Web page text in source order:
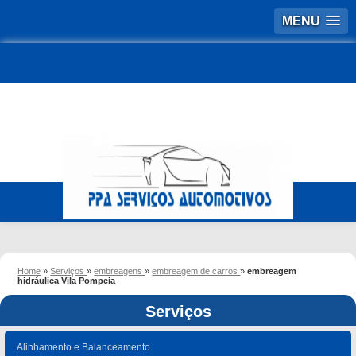
MENU
Home »Serviços»embreagens»embreagem de carros»embreagem
hidráulica Vila Pompeia
Serviços
Alinhamento e Balanceamento